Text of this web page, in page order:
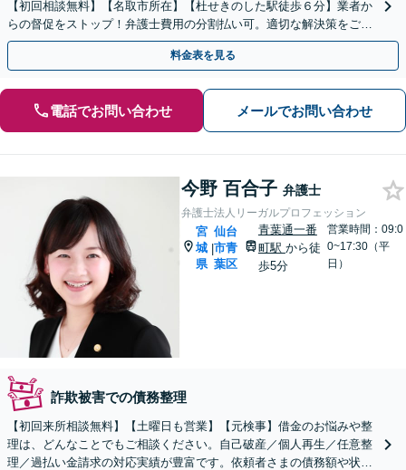
【初回相談無料】【名取市所在】【杜せきのした駅徒歩６分】業者か
らの督促をストップ！弁護士費用の分割払い可。適切な解決策をご提
案します【土曜相談可】【駐車場完備】【完全個室】
料金表を見る
電話でお問い合わせ メールでお問い合わせ
今野 百合子 弁護士
弁護士法人リーガルプロフェッション
宮
城
県
|
仙台
市青
葉区
青葉通一番
町駅 から徒
歩5分
営業時間：09:0
0~17:30（平
日）
詐欺被害での債務整理
【初回来所相談無料】【土曜日も営業】【元検事】借金のお悩みや整
理は、どんなことでもご相談ください。自己破産／個人再生／任意整
理／過払い金請求の対応実績が豊富です。依頼者さまの債務額や状況